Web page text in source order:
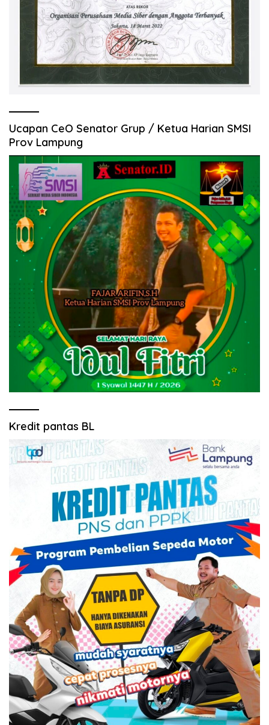
Ucapan CeO Senator Grup / Ketua Harian SMSI
Prov Lampung
Kredit pantas BL